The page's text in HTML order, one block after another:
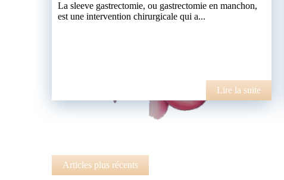
La sleeve gastrectomie, ou gastrectomie en manchon,
est une intervention chirurgicale qui a...
Lire la suite
Articles plus récents